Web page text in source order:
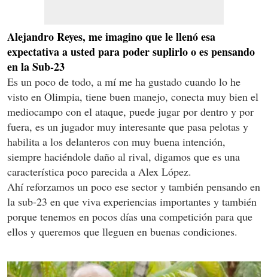
Alejandro Reyes, me imagino que le llenó esa
expectativa a usted para poder suplirlo o es pensando
en la Sub-23
Es un poco de todo, a mí me ha gustado cuando lo he
visto en Olimpia, tiene buen manejo, conecta muy bien el
mediocampo con el ataque, puede jugar por dentro y por
fuera, es un jugador muy interesante que pasa pelotas y
habilita a los delanteros con muy buena intención,
siempre haciéndole daño al rival, digamos que es una
característica poco parecida a Alex López.
Ahí reforzamos un poco ese sector y también pensando en
la sub-23 en que viva experiencias importantes y también
porque tenemos en pocos días una competición para que
ellos y queremos que lleguen en buenas condiciones.